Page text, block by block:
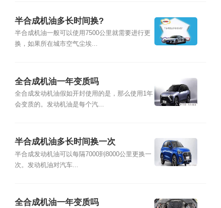
半合成机油多长时间换?
半合成机油一般可以使用7500公里就需要进行更
换，如果所在城市空气尘埃...
全合成机油一年变质吗
全合成发动机油假如开封使用的是，那么使用1年
会变质的。发动机油是每个汽...
半合成机油多长时间换一次
半合成发动机油可以每隔7000到8000公里更换一
次。发动机油对汽车...
全合成机油一年变质吗